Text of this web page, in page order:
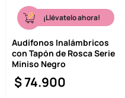
¡Llévatelo ahora!
Audífonos Inalámbricos
con Tapón de Rosca Serie
Miniso Negro
$74.900